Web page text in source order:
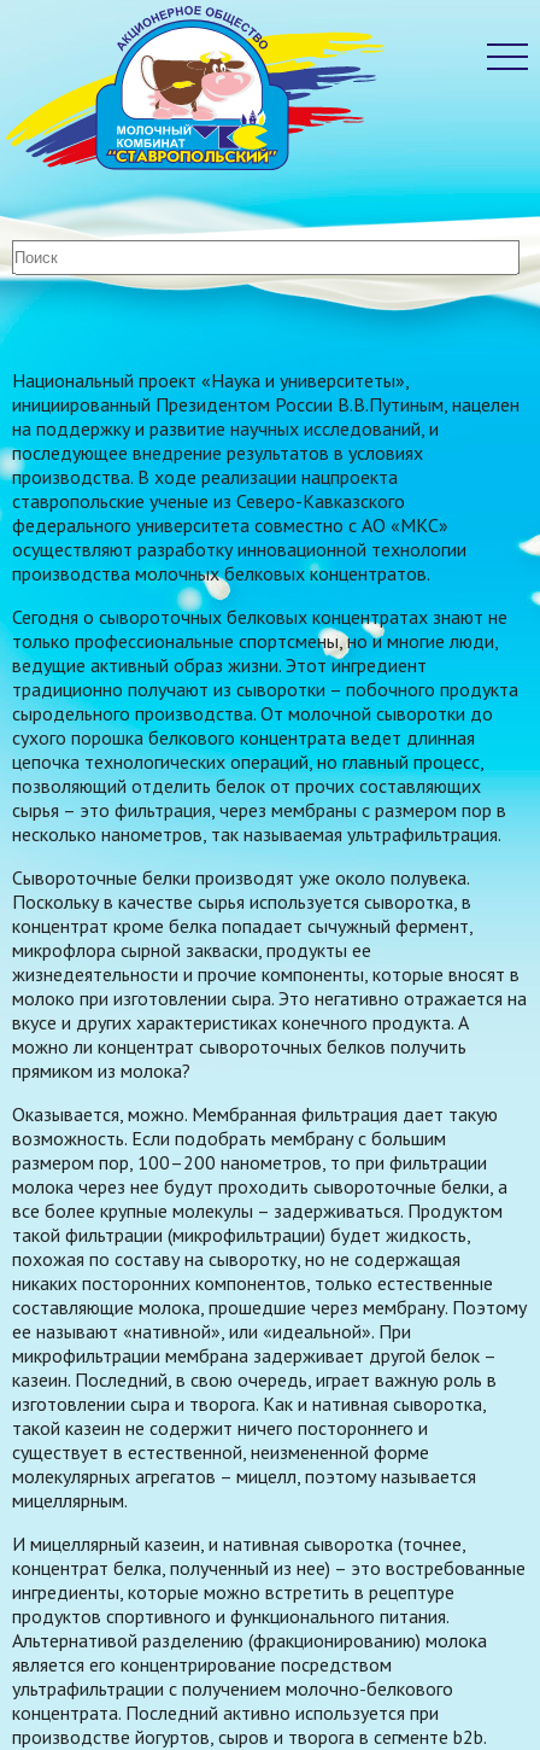
Национальный проект «Наука и университеты»,
инициированный Президентом России В.В.Путиным, нацелен
на поддержку и развитие научных исследований, и
последующее внедрение результатов в условиях
производства. В ходе реализации нацпроекта
ставропольские ученые из Северо-Кавказского
федерального университета совместно с АО «МКС»
осуществляют разработку инновационной технологии
производства молочных белковых концентратов.
Сегодня о сывороточных белковых концентратах знают не
только профессиональные спортсмены, но и многие люди,
ведущие активный образ жизни. Этот ингредиент
традиционно получают из сыворотки – побочного продукта
сыродельного производства. От молочной сыворотки до
сухого порошка белкового концентрата ведет длинная
цепочка технологических операций, но главный процесс,
позволяющий отделить белок от прочих составляющих
сырья – это фильтрация, через мембраны с размером пор в
несколько нанометров, так называемая ультрафильтрация.
Сывороточные белки производят уже около полувека.
Поскольку в качестве сырья используется сыворотка, в
концентрат кроме белка попадает сычужный фермент,
микрофлора сырной закваски, продукты ее
жизнедеятельности и прочие компоненты, которые вносят в
молоко при изготовлении сыра. Это негативно отражается на
вкусе и других характеристиках конечного продукта. А
можно ли концентрат сывороточных белков получить
прямиком из молока?
Оказывается, можно. Мембранная фильтрация дает такую
возможность. Если подобрать мембрану с большим
размером пор, 100–200 нанометров, то при фильтрации
молока через нее будут проходить сывороточные белки, а
все более крупные молекулы – задерживаться. Продуктом
такой фильтрации (микрофильтрации) будет жидкость,
похожая по составу на сыворотку, но не содержащая
никаких посторонних компонентов, только естественные
составляющие молока, прошедшие через мембрану. Поэтому
ее называют «нативной», или «идеальной». При
микрофильтрации мембрана задерживает другой белок –
казеин. Последний, в свою очередь, играет важную роль в
изготовлении сыра и творога. Как и нативная сыворотка,
такой казеин не содержит ничего постороннего и
существует в естественной, неизмененной форме
молекулярных агрегатов – мицелл, поэтому называется
мицеллярным.
И мицеллярный казеин, и нативная сыворотка (точнее,
концентрат белка, полученный из нее) – это востребованные
ингредиенты, которые можно встретить в рецептуре
продуктов спортивного и функционального питания.
Альтернативой разделению (фракционированию) молока
является его концентрирование посредством
ультрафильтрации с получением молочно-белкового
концентрата. Последний активно используется при
производстве йогуртов, сыров и творога в сегменте b2b.